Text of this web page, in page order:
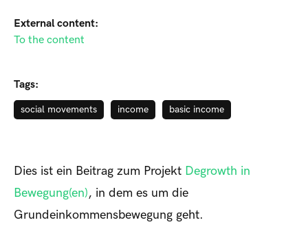
External content:
To the content
Tags:
social movements income basic income
Dies ist ein Beitrag zum Projekt Degrowth in
Bewegung(en), in dem es um die
Grundeinkommensbewegung geht.